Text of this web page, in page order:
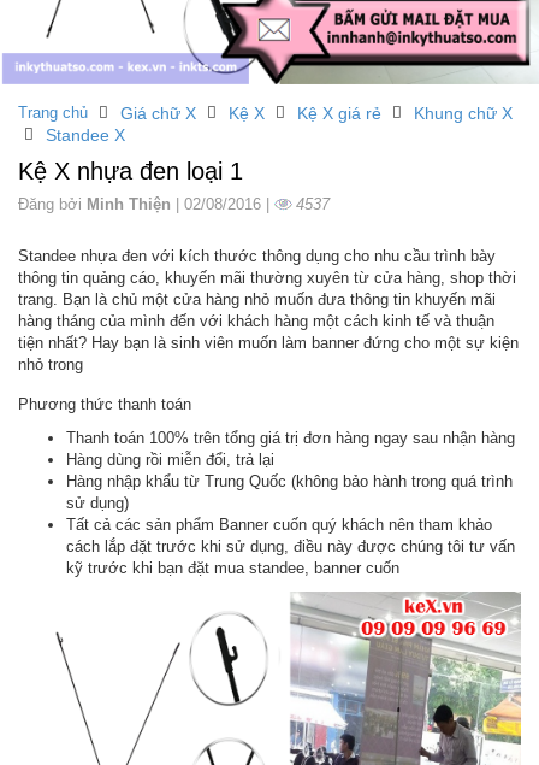
Trang chủ Giá chữ X Kệ X Kệ X giá rẻ
Khung chữ X
Standee X
Kệ X nhựa đen loại 1
Đăng bởi Minh Thiện | 02/08/2016 | 4537
Standee nhựa đen với kích thước thông dụng cho nhu cầu trình bày
thông tin quảng cáo, khuyến mãi thường xuyên từ cửa hàng, shop thời
trang. Bạn là chủ một cửa hàng nhỏ muốn đưa thông tin khuyến mãi
hàng tháng của mình đến với khách hàng một cách kinh tế và thuận
tiện nhất? Hay bạn là sinh viên muốn làm banner đứng cho một sự kiện
nhỏ trong
Phương thức thanh toán
Thanh toán 100% trên tổng giá trị đơn hàng ngay sau nhận hàng
Hàng dùng rồi miễn đổi, trả lại
Hàng nhập khẩu từ Trung Quốc (không bảo hành trong quá trình
sử dụng)
Tất cả các sản phẩm Banner cuốn quý khách nên tham khảo
cách lắp đặt trước khi sử dụng, điều này được chúng tôi tư vấn
kỹ trước khi bạn đặt mua standee, banner cuốn